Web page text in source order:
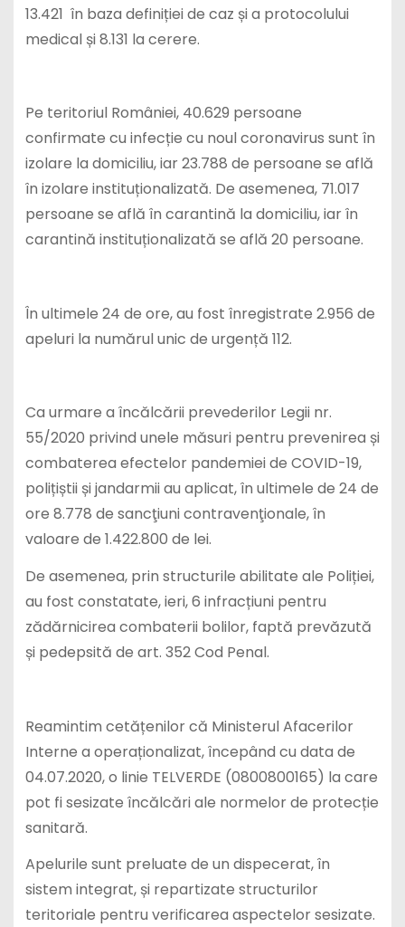
13.421 în baza definiției de caz și a protocolului
medical și 8.131 la cerere.
Pe teritoriul României, 40.629 persoane
confirmate cu infecție cu noul coronavirus sunt în
izolare la domiciliu, iar 23.788 de persoane se află
în izolare instituționalizată. De asemenea, 71.017
persoane se află în carantină la domiciliu, iar în
carantină instituționalizată se află 20 persoane.
În ultimele 24 de ore, au fost înregistrate 2.956 de
apeluri la numărul unic de urgență 112.
Ca urmare a încălcării prevederilor Legii nr.
55/2020 privind unele măsuri pentru prevenirea și
combaterea efectelor pandemiei de COVID-19,
polițiștii și jandarmii au aplicat, în ultimele de 24 de
ore 8.778 de sancţiuni contravenţionale, în
valoare de 1.422.800 de lei.
De asemenea, prin structurile abilitate ale Poliției,
au fost constatate, ieri, 6 infracțiuni pentru
zădărnicirea combaterii bolilor, faptă prevăzută
și pedepsită de art. 352 Cod Penal.
Reamintim cetățenilor că Ministerul Afacerilor
Interne a operaționalizat, începând cu data de
04.07.2020, o linie TELVERDE (0800800165) la care
pot fi sesizate încălcări ale normelor de protecție
sanitară.
Apelurile sunt preluate de un dispecerat, în
sistem integrat, și repartizate structurilor
teritoriale pentru verificarea aspectelor sesizate.